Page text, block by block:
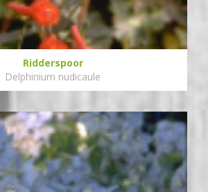
Ridderspoor
Delphinium nudicaule